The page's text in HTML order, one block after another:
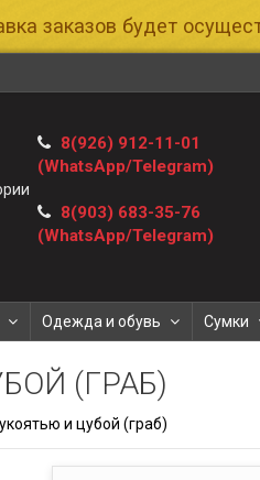
заказов будет
8(926) 912-11-01
(WhatsApp/Telegram)
8(903) 683-35-76
(WhatsApp/Telegram)
Одежда и обувь Сумки
(ГРАБ)
и цубой (граб)